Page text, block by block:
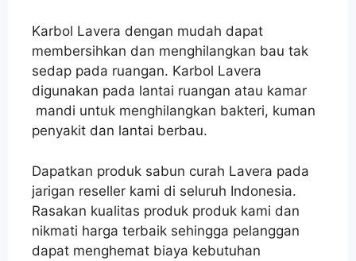
Karbol Lavera dengan mudah dapat
membersihkan dan menghilangkan bau tak
sedap pada ruangan. Karbol Lavera
digunakan pada lantai ruangan atau kamar
mandi untuk menghilangkan bakteri, kuman
penyakit dan lantai berbau.
Dapatkan produk sabun curah Lavera pada
jarigan reseller kami di seluruh Indonesia.
Rasakan kualitas produk produk kami dan
nikmati harga terbaik sehingga pelanggan
dapat menghemat biaya kebutuhan